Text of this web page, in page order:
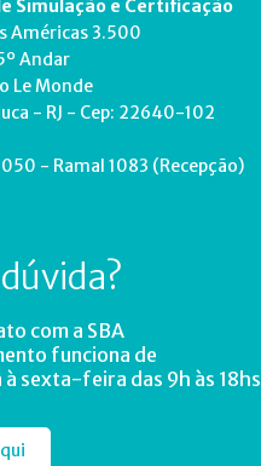
Simulação e Certificação
Américas 3.500
Andar
Le Monde
- RJ - Cep: 22640-102
- Ramal 1083 (Recepção)
com a SBA
funciona de
sexta-feira das 9h às 18hs